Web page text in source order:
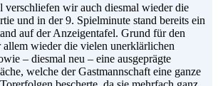
verschliefen wir auch diesmal wieder die
und in der 9. Spielminute stand bereits ein
auf der Anzeigentafel. Grund für den
wieder die vielen unerklärlichen
– diesmal neu – eine ausgeprägte
welche der Gastmannschaft eine ganze